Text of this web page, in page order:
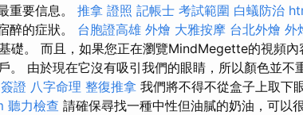
重要信息。 推拿 證照 記帳士 考試範圍 白蟻防治
醉的症狀。 台胞證高雄 外燴 大雅按摩 台北外燴 外
礎。 而且，如果您正在瀏覽MindMegette的視頻
。 由於現在它沒有吸引我們的眼睛，所以顏色並不
證 八字命理 整復推拿 我們將不得不從盒子上取下
聽力檢查 請確保尋找一種中性但油膩的奶油，可以